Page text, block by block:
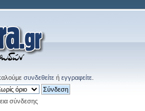
συνδεθείτε ή εγγραφείτε
σύνδεσης